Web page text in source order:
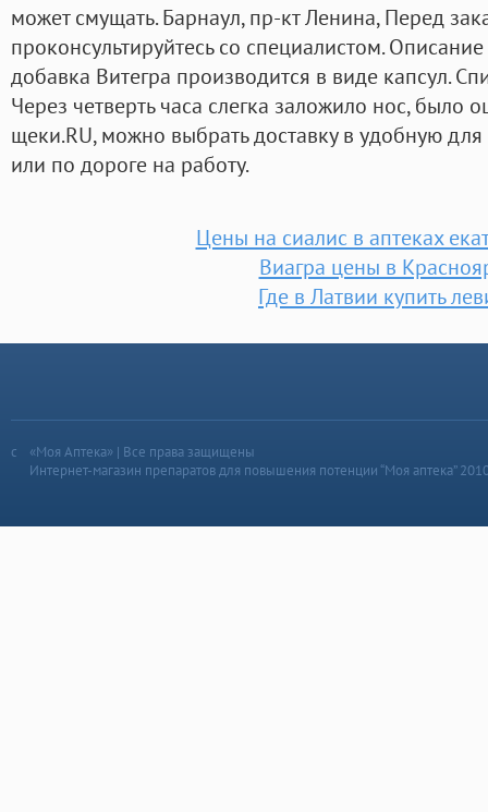
может смущать. Барнаул, пр-кт Ленина, Перед
проконсультируйтесь со специалистом.
добавка Витегра производится в виде капсул.
Через четверть часа слегка заложило нос, было
щеки.RU, можно выбрать доставку в удобную
или по дороге на работу.
Цены на сиалис в аптеках
Виагра цены в
Где в Латвии купить
«Моя Аптека» | Все права защищены
Интернет-магазин препаратов для повышения потенции “Моя аптека”